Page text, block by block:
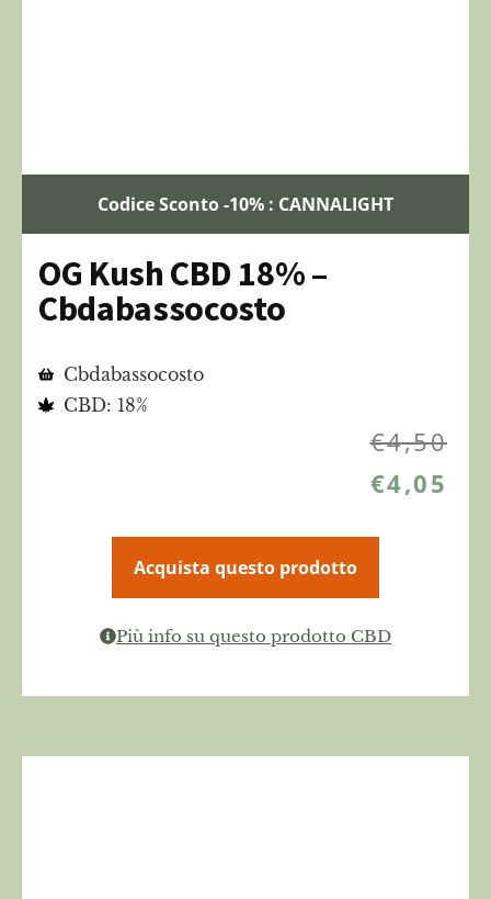
Codice Sconto -10% : CANNALIGHT
OG Kush CBD 18% –
Cbdabassocosto
Cbdabassocosto
CBD: 18%
€4,50
€4,05
Acquista questo prodotto
Più info su questo prodotto CBD